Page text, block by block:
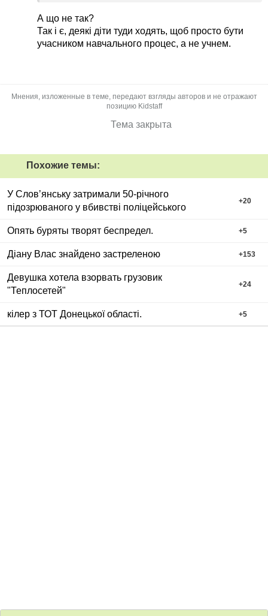
А що не так?
Так і є, деякі діти туди ходять, щоб просто бути
учасником навчального процес, а не учнем.
Мнения, изложенные в теме, передают взгляды авторов и не отражают
позицию Kidstaff
Тема закрыта
Похожие темы:
У Словʼянську затримали 50-річного
підозрюваного у вбивстві поліцейського
+20
Опять буряты творят беспредел. +5
Діану Влас знайдено застреленою +153
Девушка хотела взорвать грузовик
"Теплосетей"
+24
кілер з ТОТ Донецької області. +5